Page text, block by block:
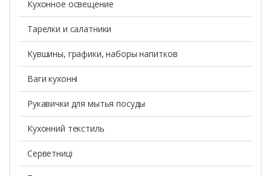
Кухонное освещение
Тарелки и салатники
Кувшины, графики, наборы напитков
Ваги кухонні
Рукавички для мытья посуды
Кухонний текстиль
Серветниці